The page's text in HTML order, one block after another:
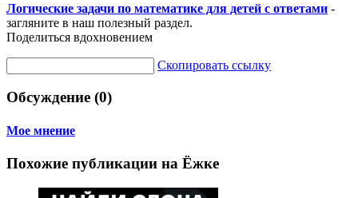
Логические задачи по математике для детей с ответами -
загляните в наш полезный раздел.
Поделиться вдохновением
Скопировать ссылку
Обсуждение (0)
Мое мнение
Похожие публикации на Ёжке